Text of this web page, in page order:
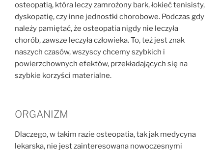
osteopatią, która leczy zamrożony bark, łokieć tenisisty,
dyskopatię, czy inne jednostki chorobowe. Podczas gdy
należy pamiętać, że osteopatia nigdy nie leczyła
chorób, zawsze leczyła człowieka. To, też jest znak
naszych czasów, wszyscy chcemy szybkich i
powierzchownych efektów, przekładających się na
szybkie korzyści materialne.
ORGANIZM
Dlaczego, w takim razie osteopatia, tak jak medycyna
lekarska, nie jest zainteresowana nowoczesnymi